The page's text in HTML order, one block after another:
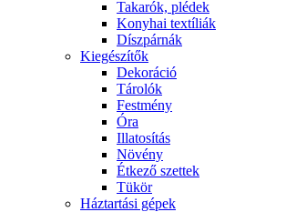
Takarók, plédek
Konyhai textíliák
Díszpárnák
Kiegészítők
Dekoráció
Tárolók
Festmény
Óra
Illatosítás
Növény
Étkező szettek
Tükör
Háztartási gépek